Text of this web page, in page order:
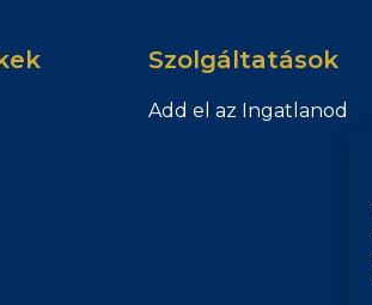
Szolgáltatások
Add el az Ingatlanod